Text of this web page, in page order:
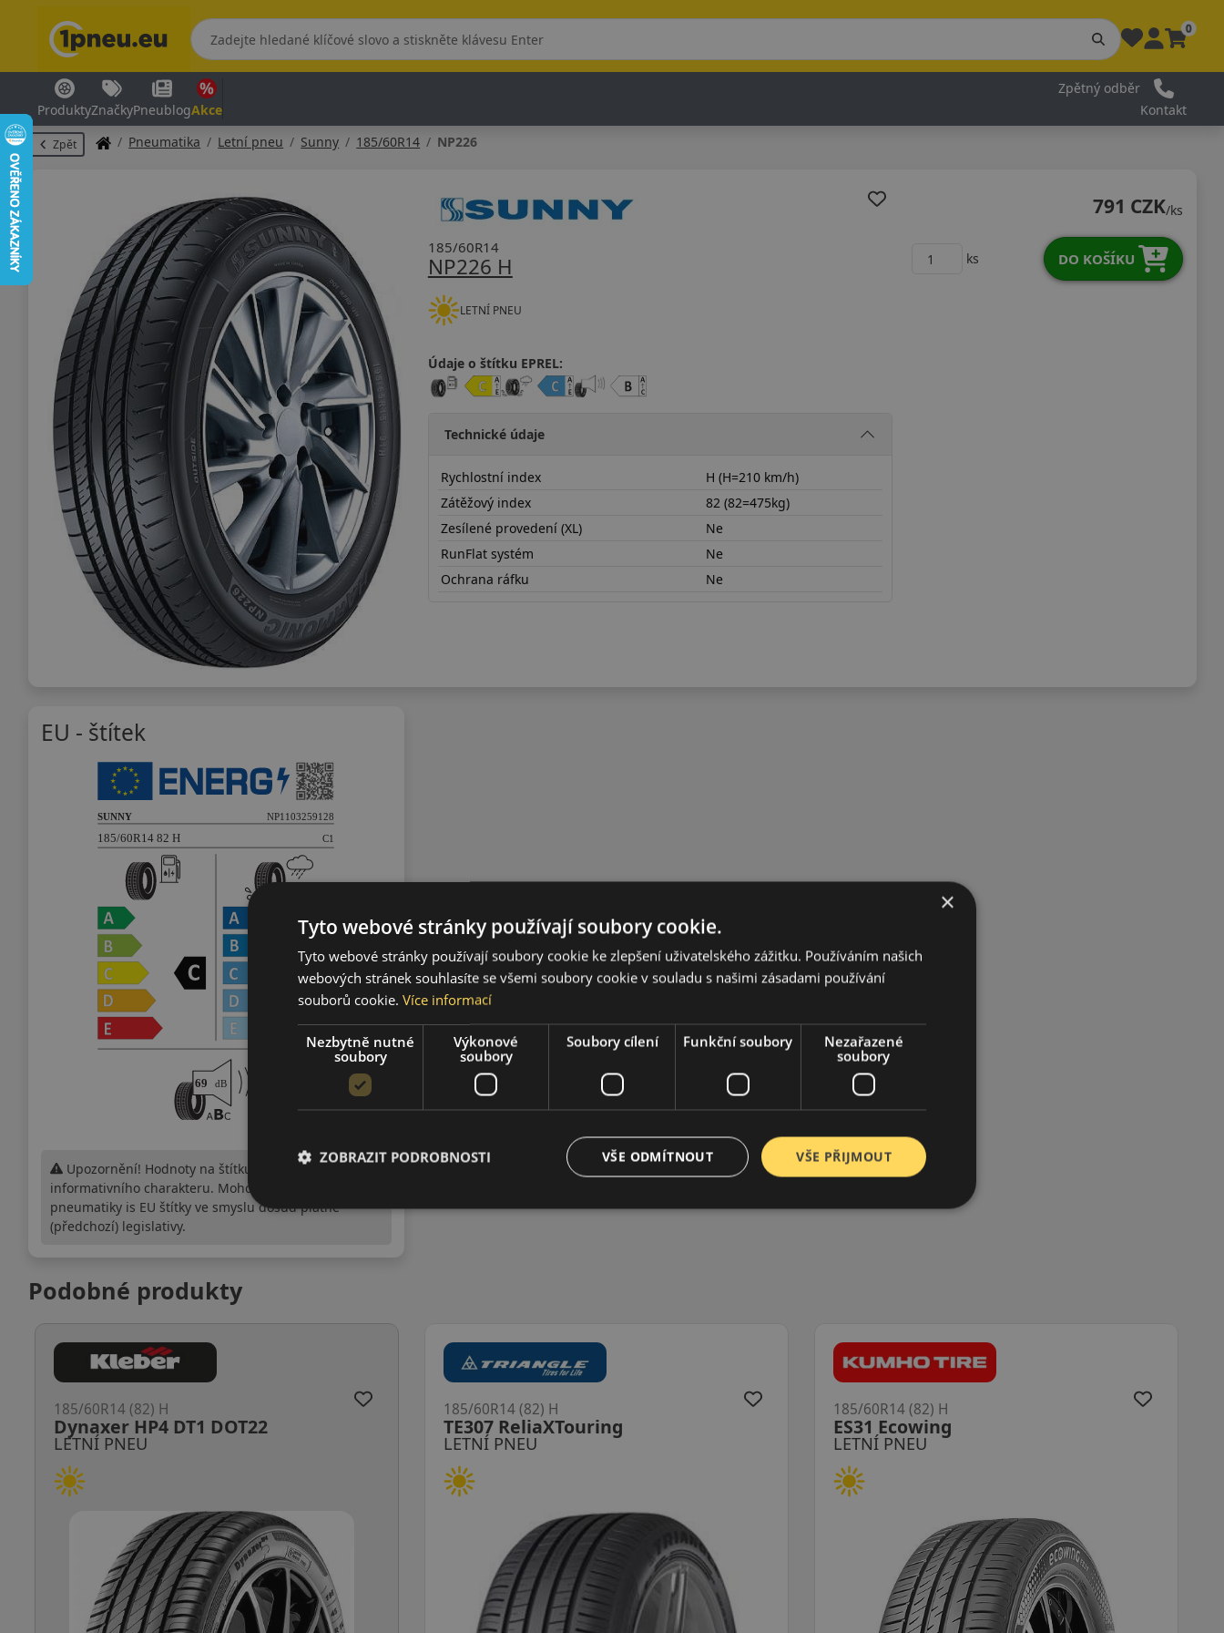
0
ProduktyZnačkyPneublogAkce
Zpětný odběr
Kontakt
Zpět Pneumatika Letní pneu Sunny 185/60R14 NP226
NP226 H
185/60R14
LETNÍ PNEU
Údaje o štítku EPREL:
Technické údaje
Rychlostní index
H (H=210 km/h)
Zátěžový index
82 (82=475kg)
Zesílené provedení (XL)
Ne
RunFlat systém
Ne
Ochrana ráfku
Ne
791 CZK/ks
ks DO KOŠÍKU
EU - štítek
Upozornění! Hodnoty na štítku jsou pouze
informativního charakteru. Mohou být dodány
pneumatiky is EU štítky ve smyslu dosud platné
(předchozí) legislativy.
Podobné produkty
OK61
185/60R14 (82) H
LETNÍ PNEU
Bravuris 6
185/60R14 (82) H
LETNÍ PNEU
K435 KinergyEco2
185/60R14 (82) H
×
Tyto webové stránky používají soubory cookie.
Tyto webové stránky používají soubory cookie ke zlepšení uživatelského zážitku. Používáním našich
webových stránek souhlasíte se všemi soubory cookie v souladu s našimi zásadami používání
souborů cookie. Více informací
Nezbytně nutné
soubory
Výkonové
soubory
Soubory cílení Funkční soubory
Nezařazené
soubory
VŠE PŘIJMOUT
VŠE ODMÍTNOUT
ZOBRAZIT PODROBNOSTI